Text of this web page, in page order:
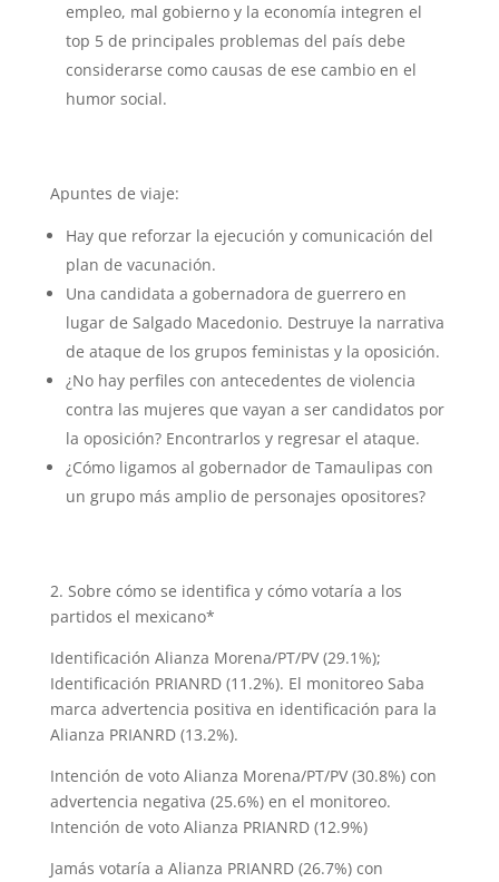
empleo, mal gobierno y la economía integren el
top 5 de principales problemas del país debe
considerarse como causas de ese cambio en el
humor social.
Apuntes de viaje:
Hay que reforzar la ejecución y comunicación del
plan de vacunación.
Una candidata a gobernadora de guerrero en
lugar de Salgado Macedonio. Destruye la narrativa
de ataque de los grupos feministas y la oposición.
¿No hay perfiles con antecedentes de violencia
contra las mujeres que vayan a ser candidatos por
la oposición? Encontrarlos y regresar el ataque.
¿Cómo ligamos al gobernador de Tamaulipas con
un grupo más amplio de personajes opositores?
2. Sobre cómo se identifica y cómo votaría a los
partidos el mexicano*
Identificación Alianza Morena/PT/PV (29.1%);
Identificación PRIANRD (11.2%). El monitoreo Saba
marca advertencia positiva en identificación para la
Alianza PRIANRD (13.2%).
Intención de voto Alianza Morena/PT/PV (30.8%) con
advertencia negativa (25.6%) en el monitoreo.
Intención de voto Alianza PRIANRD (12.9%)
Jamás votaría a Alianza PRIANRD (26.7%) con